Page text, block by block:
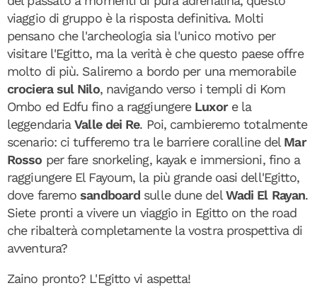
viaggio di gruppo è la risposta definitiva. Molti
pensano che l'archeologia sia l'unico motivo per
visitare l'Egitto, ma la verità è che questo paese offre
molto di più. Saliremo a bordo per una memorabile
crociera sul Nilo, navigando verso i templi di Kom
Ombo ed Edfu fino a raggiungere Luxor e la
leggendariaValle dei Re. Poi, cambieremo totalmente
scenario: ci tufferemo tra le barriere coralline del Mar
Rosso per fare snorkeling, kayak e immersioni, fino a
raggiungere El Fayoum, la più grande oasi dell'Egitto,
dove faremosandboard sulle dune del Wadi El Rayan.
Siete pronti a vivere un viaggio in Egitto on the road
che ribalterà completamente la vostra prospettiva di
avventura?
Zaino pronto? L'Egitto vi aspetta!